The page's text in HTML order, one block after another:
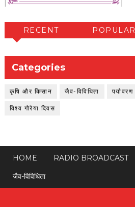
RECENT POPULAR
Categories
कृषि और किसान जैव-विविधिता पर्यावरण
विश्व गौरैया दिवस
HOME RADIO BROADCAST
जैव-विविधिता